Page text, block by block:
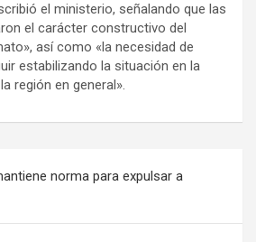
el ministerio, señalando que las
el carácter constructivo del
así como «la necesidad de
estabilizando la situación en la
región en general».
norma para expulsar a